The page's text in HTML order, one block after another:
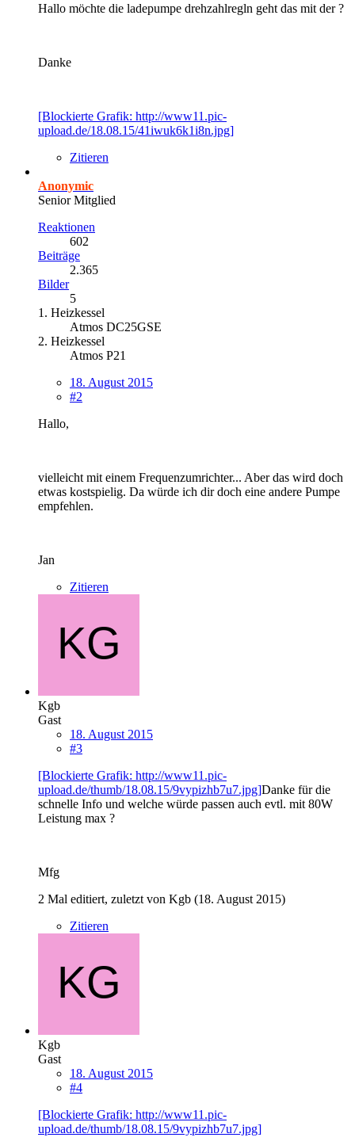
Hallo möchte die ladepumpe drehzahlregln geht das mit der ?
Danke
[Blockierte Grafik: http://www11.pic-
upload.de/18.08.15/41iwuk6k1i8n.jpg]
Zitieren
Anonymic
Senior Mitglied
Reaktionen
602
Beiträge
2.365
Bilder
5
1. Heizkessel
Atmos DC25GSE
2. Heizkessel
Atmos P21
18. August 2015
#2
Hallo,
vielleicht mit einem Frequenzumrichter... Aber das wird doch
etwas kostspielig. Da würde ich dir doch eine andere Pumpe
empfehlen.
Jan
Zitieren
Kgb
Gast
18. August 2015
#3
[Blockierte Grafik: http://www11.pic-
upload.de/thumb/18.08.15/9vypizhb7u7.jpg]Danke für die
schnelle Info und welche würde passen auch evtl. mit 80W
Leistung max ?
Mfg
2 Mal editiert, zuletzt von Kgb (18. August 2015)
Zitieren
Kgb
Gast
18. August 2015
#4
[Blockierte Grafik: http://www11.pic-
upload.de/thumb/18.08.15/9vypizhb7u7.jpg]